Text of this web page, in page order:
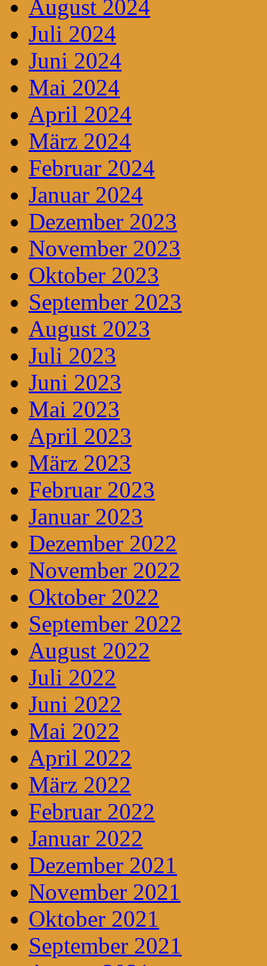
August 2024
Juli 2024
Juni 2024
Mai 2024
April 2024
März 2024
Februar 2024
Januar 2024
Dezember 2023
November 2023
Oktober 2023
September 2023
August 2023
Juli 2023
Juni 2023
Mai 2023
April 2023
März 2023
Februar 2023
Januar 2023
Dezember 2022
November 2022
Oktober 2022
September 2022
August 2022
Juli 2022
Juni 2022
Mai 2022
April 2022
März 2022
Februar 2022
Januar 2022
Dezember 2021
November 2021
Oktober 2021
September 2021